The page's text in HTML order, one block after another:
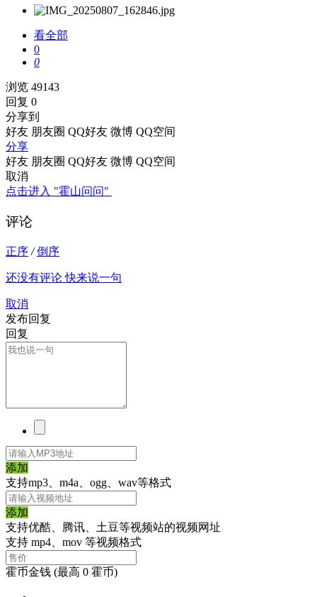
看全部
0
0
浏览 49143
回复 0
分享到
好友 朋友圈 QQ好友 微博 QQ空间
分享
好友 朋友圈 QQ好友 微博 QQ空间
取消
点击进入 "霍山问问"
评论
正序 / 倒序
还没有评论 快来说一句
取消
发布回复
回复
添加
支持mp3、m4a、ogg、wav等格式
添加
支持优酷、腾讯、土豆等视频站的视频网址
支持 mp4、mov 等视频格式
霍币金钱 (最高 0 霍币)